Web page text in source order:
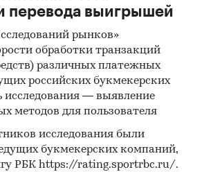
поэтому текущий проект
эти модели.
более 10
тройка лидеров – Wildberries,
и категория «Товары
у российских
самую высокую
Индекс годового роста
перевода выигрышей
рынков»
обработки транзакций
различных платежных
российских букмекерских
исследования — выявление
методов для пользователя
исследования были
букмекерских компаний,
РБК https://rating.sportrbc.ru/.